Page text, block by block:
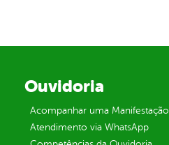
Ouvidoria
Acompanhar uma Manifestação
Atendimento via WhatsApp